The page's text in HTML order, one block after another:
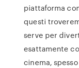
piattaforma
questi
serve per
esattamente
cinema,